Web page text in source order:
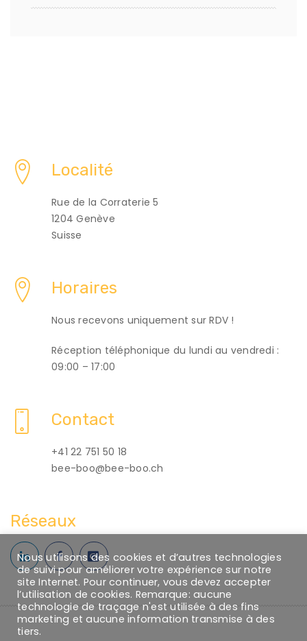
Localité
Rue de la Corraterie 5
1204 Genève
Suisse
Horaires
Nous recevons uniquement sur RDV !
Réception téléphonique du lundi au vendredi :
09:00 – 17:00
Contact
+41 22 751 50 18
bee-boo@bee-boo.ch
Réseaux
Nous utilisons des cookies et d’autres technologies
de suivi pour améliorer votre expérience sur notre
site Internet. Pour continuer, vous devez accepter
l’utilisation de cookies. Remarque: aucune
technologie de traçage n'est utilisée à des fins
marketing et aucune information transmise à des
tiers.